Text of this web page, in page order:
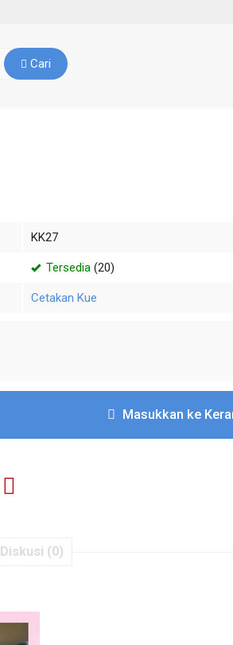
Cari
KK27
Tersedia (20)
Cetakan Kue
Masukkan ke
Diskusi (0)